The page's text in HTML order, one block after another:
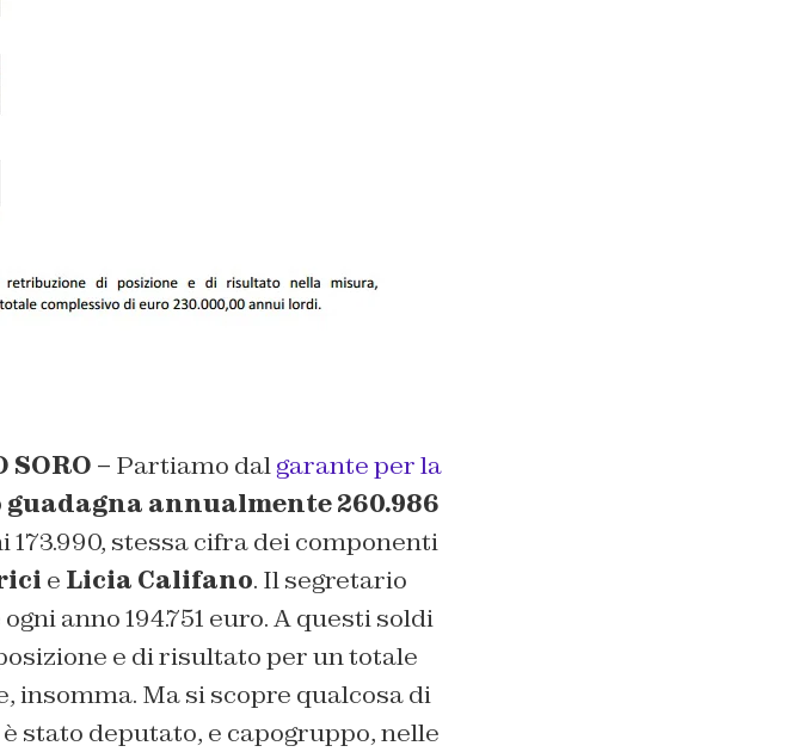
– Partiamo dalgarante per la
annualmente 260.986
stessa cifra dei componenti
e Licia Califano. Il segretario
anno 194.751 euro. A questi soldi
e di risultato per un totale
insomma. Ma si scopre qualcosa di
è stato deputato, e capogruppo, nelle